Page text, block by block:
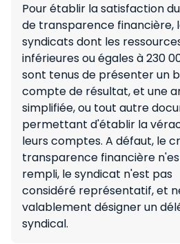
Pour établir la satisfaction
de transparence financière,
syndicats dont les
inférieures ou égales à 230
sont tenus de présenter un
compte de résultat, et une
simplifiée, ou tout autre
permettant d'établir la
leurs comptes. A défaut, le
transparence financière
rempli, le syndicat n'est pas
considéré représentatif, et
valablement désigner un
syndical.